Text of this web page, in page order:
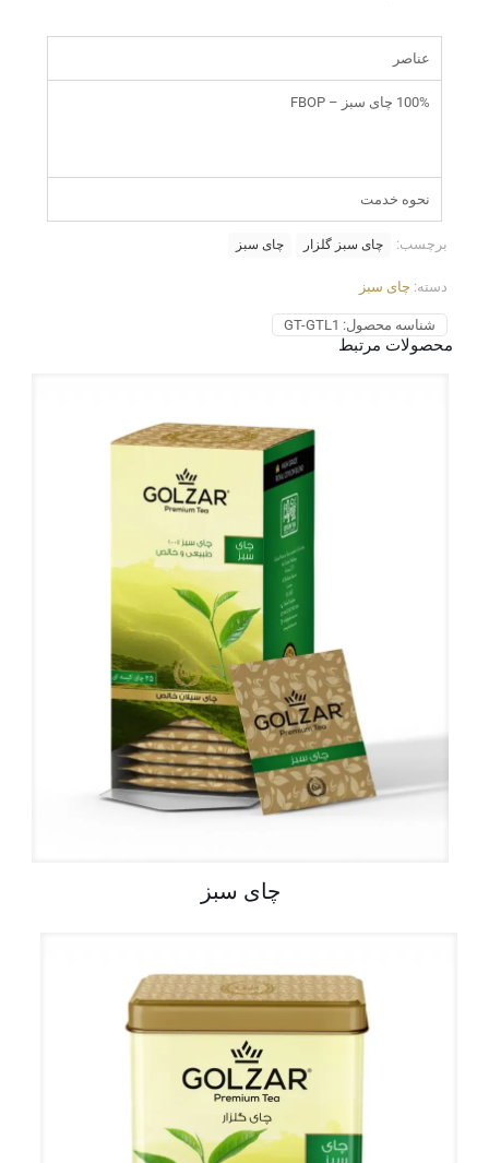
عناصر
100% چای سبز – FBOP
نحوه خدمت
برچسب: چای سبز گلزار چای سبز
دسته: چای سبز
شناسه محصول: GT-GTL1
محصولات مرتبط
چای سبز